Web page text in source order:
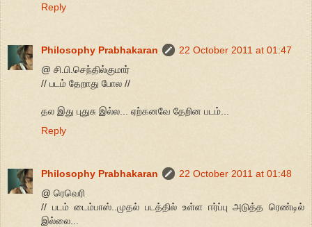
Reply
Philosophy Prabhakaran
22 October 2011 at 01:47
@ சி.பி.செந்தில்குமார்
// படம் தேறாது போல //
தல இது புதுசு இல்ல... ஏற்கனவே தேறின படம்...
Reply
Philosophy Prabhakaran
22 October 2011 at 01:48
@ ரெவெரி
// படம் டைம்பாஸ்..முதல் படத்தில் உள்ள ஈர்ப்பு அடுத்த ரெண்டில்
இல்லை...